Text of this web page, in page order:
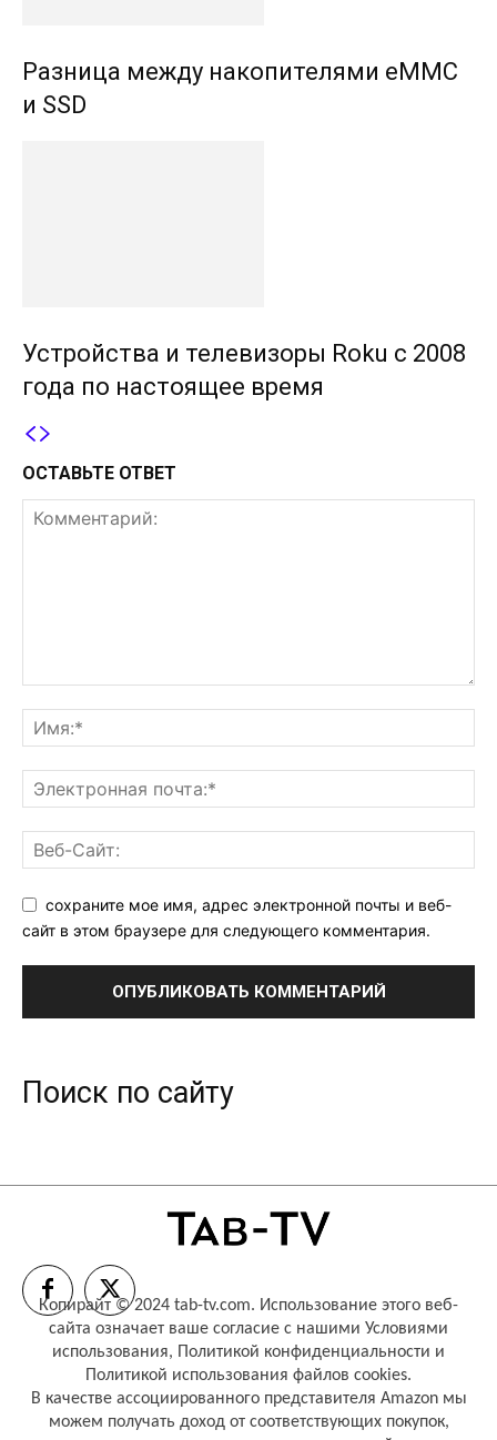
Разница между накопителями eMMC
и SSD
Устройства и телевизоры Roku с 2008
года по настоящее время
ОСТАВЬТЕ ОТВЕТ
сохраните мое имя, адрес электронной почты и веб-
сайт в этом браузере для следующего комментария.
Поиск по сайту
Копирайт © 2024 tab-tv.com. Использование этого веб-
сайта означает ваше согласие с нашими Условиями
использования, Политикой конфиденциальности и
Политикой использования файлов cookies.
В качестве ассоциированного представителя Amazon мы
можем получать доход от соответствующих покупок,